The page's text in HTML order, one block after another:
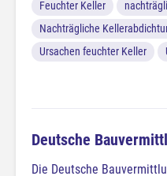
Feuchter Keller
Nachträgliche
Ursachen feuchter Keller
Deutsche
Die Deutsche